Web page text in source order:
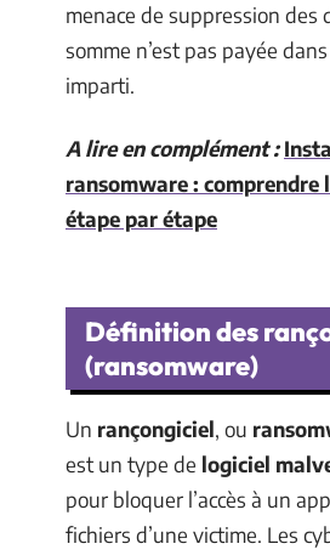
menace de suppression des
somme n’est pas payée
imparti.
A lire en complément :
ransomware : comprendre
étape par étape
Définition des
(ransomware)
Un rançongiciel, ou
est un type de logiciel
pour bloquer l’accès à un
fichiers d’une victime. Les